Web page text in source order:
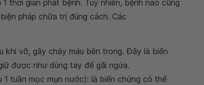
thời gian phát bệnh. Tuy nhiên, bệnh nào cũng
pháp chữa trị đúng cách. Các
khi vỡ, gây chảy máu bên trong. Đây là biến
được như dùng tay để gãi ngứa.
1 tuần mọc mụn nước): là biến chứng có thể